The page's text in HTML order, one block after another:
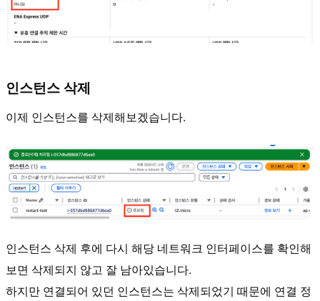
인스턴스 삭제
이제 인스턴스를 삭제해보겠습니다.
인스턴스 삭제 후에 다시 해당 네트워크 인터페이스를 확인해
보면 삭제되지 않고 잘 남아있습니다.
하지만 연결되어 있던 인스턴스는 삭제되었기 때문에 연결 정